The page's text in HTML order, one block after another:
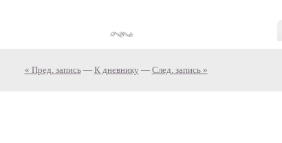
« Пред. запись— К дневнику — След. запись »